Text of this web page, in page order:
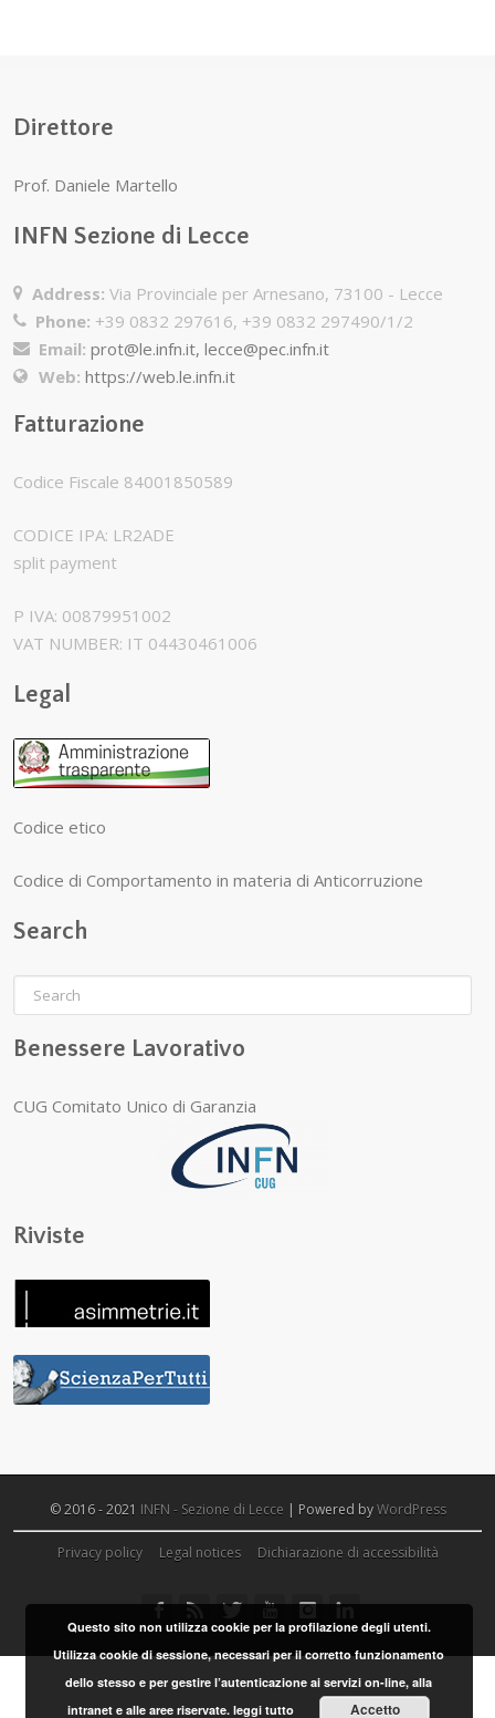
Direttore
Prof. Daniele Martello
INFN Sezione di Lecce
Address: Via Provinciale per Arnesano, 73100 - Lecce
Phone: +39 0832 297616, +39 0832 297490/1/2
Email: prot@le.infn.it, lecce@pec.infn.it
Web: https://web.le.infn.it
Fatturazione
Codice Fiscale 84001850589
CODICE IPA: LR2ADE
split payment
P IVA: 00879951002
VAT NUMBER: IT 04430461006
Legal
Codice etico
Codice di Comportamento in materia di Anticorruzione
Search
Benessere Lavorativo
CUG Comitato Unico di Garanzia
Riviste
© 2016 - 2021 INFN - Sezione di Lecce | Powered byWordPress
Privacy policy Legal notices Dichiarazione di accessibilità
Questo sito non utilizza cookie per la profilazione degli utenti.
Utilizza cookie di sessione, necessari per il corretto funzionamento
dello stesso e per gestire l’autenticazione ai servizi on-line, alla
intranet e alle aree riservate.leggi tutto Accetto